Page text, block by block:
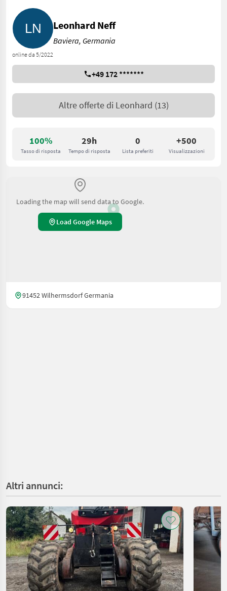
100%
Tasso di risposta
29h
Tempo di risposta
0
Lista preferiti
+500
Visualizzazioni
online da 5/2022
Leonhard Neff
Baviera, Germania
+49 172 *******
Altre offerte di Leonhard (13)
Loading the map will send data to Google.
Load Google Maps
91452 Wilhermsdorf Germania
Altri annunci: